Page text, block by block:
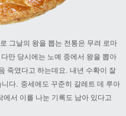
그날의 왕을 뽑는 전통은 무려 로마
다만 당시에는 노예 중에서 왕을 뽑아
죽였다고 하는데요
내년 수확이 잘
니다
중세에도 꾸준히 갈레트 데 루아
에서 이를 나눈 기록도 남아 있다고